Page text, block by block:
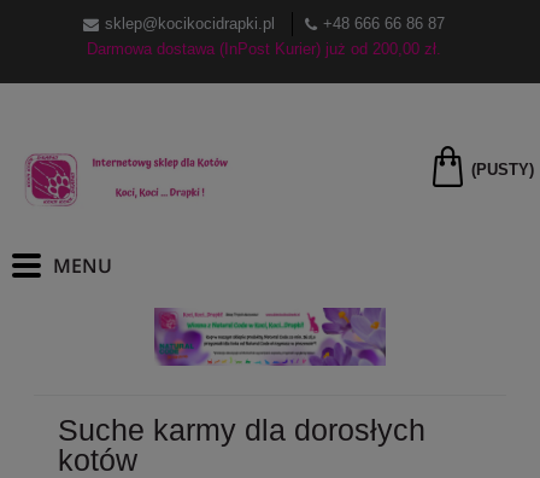
sklep@kocikocidrapki.pl
+48 666 66 86 87
Darmowa dostawa (InPost Kurier) już od 200,00 zł.
(PUSTY)
Suche karmy dla dorosłych
kotów